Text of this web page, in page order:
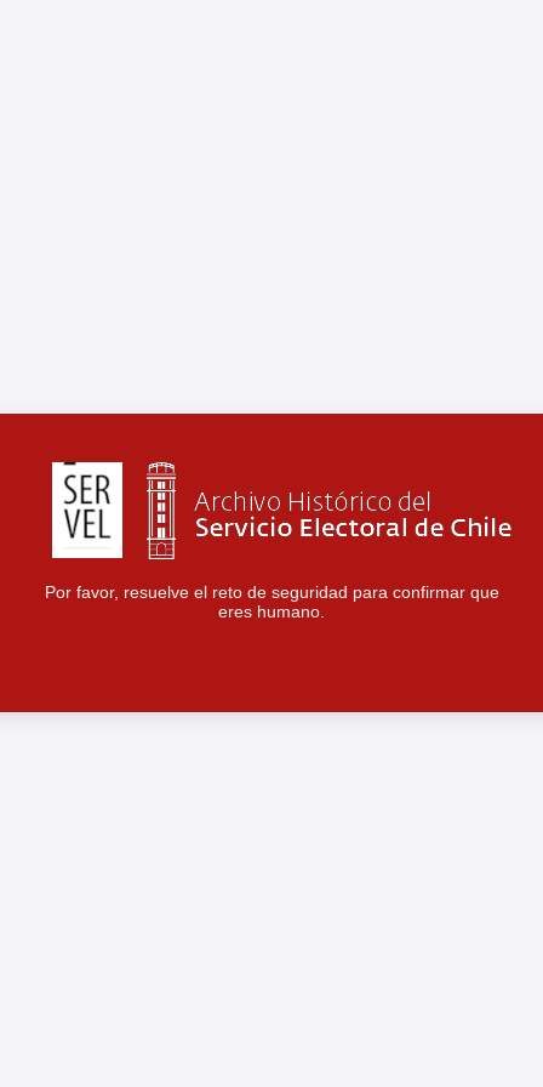
Por favor, resuelve el reto de seguridad para confirmar que
eres humano.